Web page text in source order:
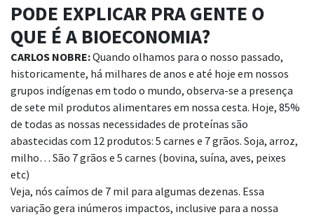
PODE EXPLICAR PRA GENTE O
QUE É A BIOECONOMIA?
CARLOS NOBRE:Quando olhamos para o nosso passado,
historicamente, há milhares de anos e até hoje em nossos
grupos indígenas em todo o mundo, observa-se a presença
de sete mil produtos alimentares em nossa cesta. Hoje, 85%
de todas as nossas necessidades de proteínas são
abastecidas com 12 produtos: 5 carnes e 7 grãos. Soja, arroz,
milho… São 7grãos e 5 carnes (bovina, suína, aves, peixes
etc)
Veja, nós caímos de 7 mil para algumas dezenas. Essa
variação gera inúmeros impactos, inclusive para a nossa